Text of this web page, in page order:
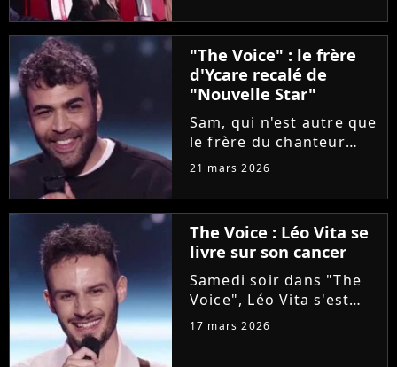
par une artiste d'origine
italienne, tout comme
elle. Agacée, la
chanteuse a réglé ses...
"The Voice" : le frère
d'Ycare recalé de
"Nouvelle Star"
Sam, qui n'est autre que
le frère du chanteur
Ycare, a rejoint
grâce à Florent Pagny
lors de la deuxième
soirée des auditions à
l'aveugle. Une revanche
pour...
21 mars 2026
The Voice : Léo Vita se
livre sur son cancer
Samedi soir dans "The
Voice", Léo Vita s'est
présenté aux auditions
17 mars 2026